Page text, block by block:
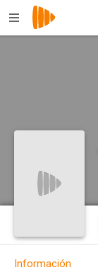
Información